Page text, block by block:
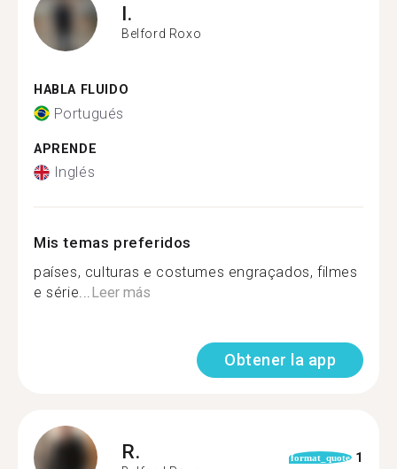
I.
Belford Roxo
HABLA FLUIDO
Portugués
APRENDE
Inglés
Mis temas preferidos
países, culturas e costumes engraçados, filmes
e série...Leer más
Obtener la app
R. format_quote 1